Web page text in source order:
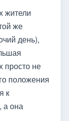
жители
же
день),
просто не
положения
к
а она